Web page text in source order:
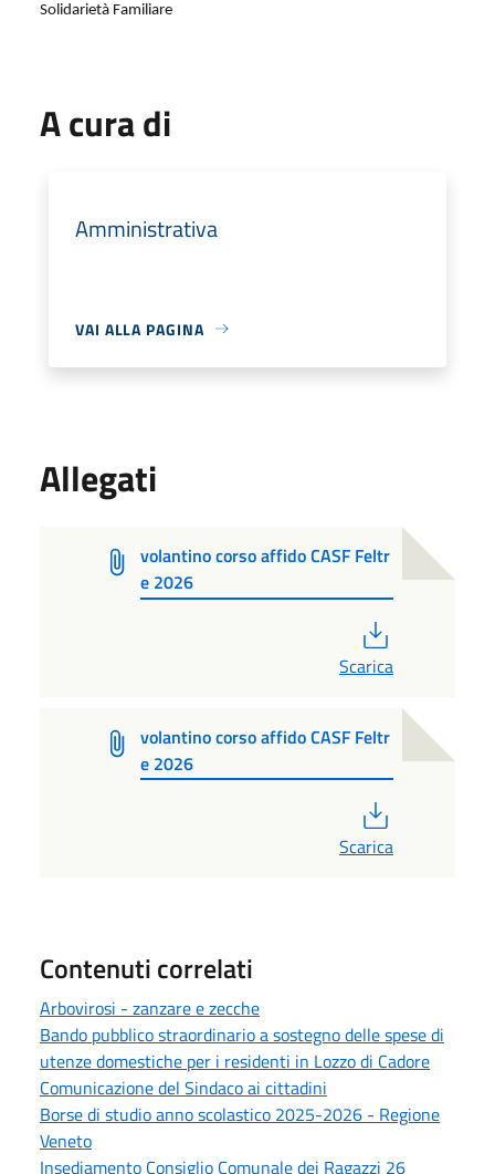
Solidarietà Familiare
A cura di
Amministrativa
VAI ALLA PAGINA
Allegati
volantino corso affido CASF Feltr
e 2026
Scarica
volantino corso affido CASF Feltr
e 2026
Scarica
Contenuti correlati
Arbovirosi - zanzare e zecche
Bando pubblico straordinario a sostegno delle spese di
utenze domestiche per i residenti in Lozzo di Cadore
Comunicazione del Sindaco ai cittadini
Borse di studio anno scolastico 2025-2026 - Regione
Veneto
Insediamento Consiglio Comunale dei Ragazzi 26